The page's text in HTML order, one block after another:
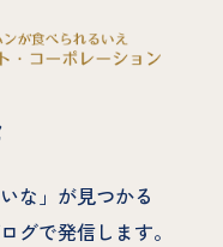
な」が見つかる
グで発信します。